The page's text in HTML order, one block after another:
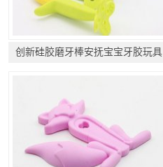
创新硅胶磨牙棒安抚宝宝牙胶玩具